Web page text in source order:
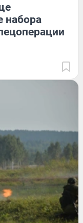
набора